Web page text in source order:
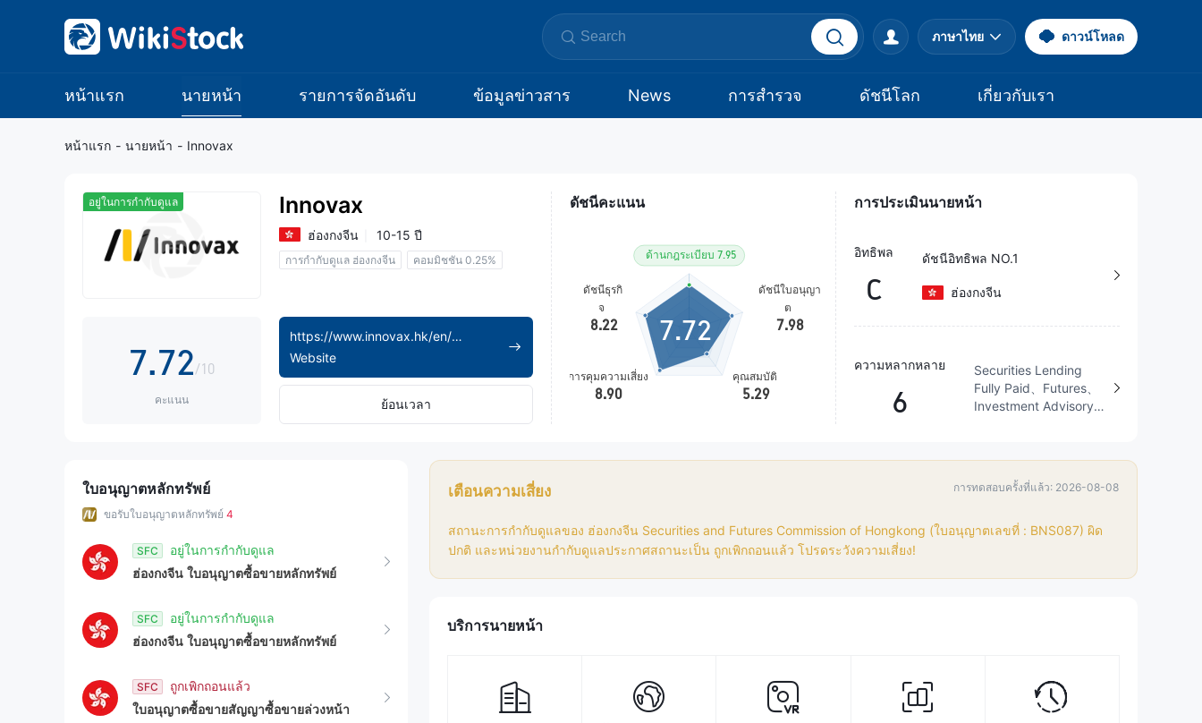
ภาษาไทย ดาวน์โหลด
หน้าแรก นายหน้า รายการจัดอันดับ ข้อมูลข่าวสาร News การสำรวจ ดัชนีโลก เกี่ยวกับเรา
หน้าแรก - นายหน้า - Innovax
อยู่ในการกำกับดูแล
0
2
3
4
5
7.
0
2
3
4
7
8
2
3
5
6
7
8
/10
คะแนน
Innovax
ฮ่องกงจีน 10-15 ปี
การกำกับดูแล ฮ่องกงจีน คอมมิชชัน 0.25%
https://www.innovax.hk/en/home-english/
Website
ย้อนเวลา
ดัชนีคะแนน
7.72
การประเมินนายหน้า
อิทธิพล
C
ดัชนีอิทธิพล NO.1
ฮ่องกงจีน
ความหลากหลาย
6
Securities Lending
Fully Paid、Futures、
Investment Advisory
โบรกเกอร์
พื้นที่นิทรรศการ ข้อมูลการค้นหา โฆษณา
https://www.innovax.hk/en/home-
ใบอนุญาตหลักทรัพย์
ขอรับใบอนุญาตหลักทรัพย์ 4
SFC
อยู่ในการกำกับดูแล
ฮ่องกงจีน ใบอนุญาตซื้อขายหลักทรัพย์
SFC
อยู่ในการกำกับดูแล
ฮ่องกงจีน ใบอนุญาตซื้อขายหลักทรัพย์
SFC
ถูกเพิกถอนแล้ว
ใบอนุญาตซื้อขายสัญญาซื้อขายล่วงหน้า
เตือนความเสี่ยง การทดสอบครั้งที่แล้ว: 2026-08-08
สถานะการกํากับดูแลของ ฮ่องกงจีน Securities and Futures Commission of Hongkong (ใบอนุญาตเลขที่ : BNS087) ผิด
ปกติ และหน่วยงานกํากับดูแลประกาศสถานะเป็น ถูกเพิกถอนแล้ว โปรดระวังความเสี่ยง!
บริการนายหน้า